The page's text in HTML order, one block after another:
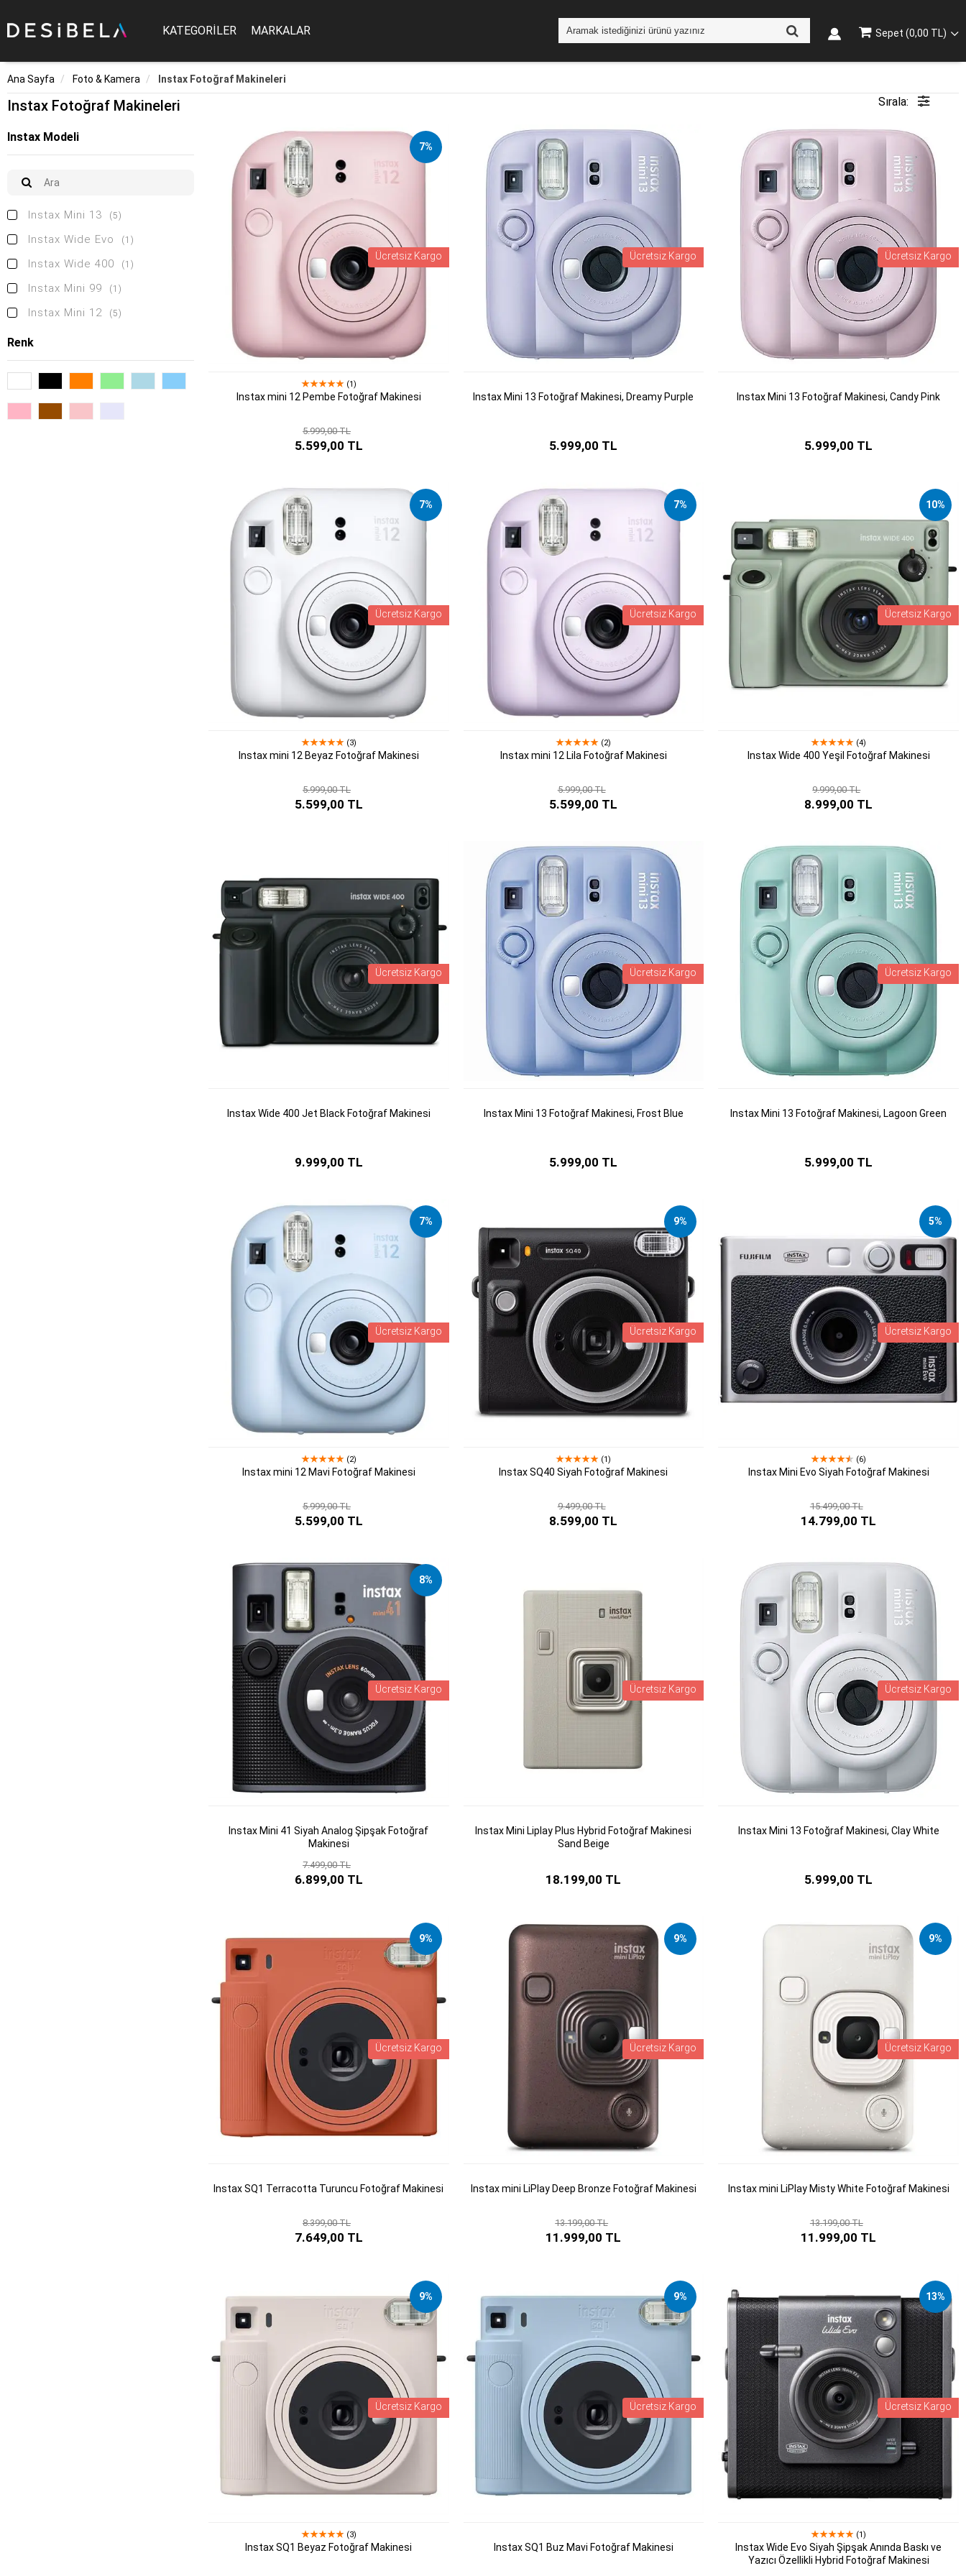
KATEGORİLER MARKALAR Sepet (0,00 TL)
Ana Sayfa Foto & Kamera Instax Fotoğraf Makineleri
Instax Fotoğraf Makineleri
Instax Modeli
Instax Mini 13 (5)
Instax Wide Evo (1)
Instax Wide 400 (1)
Instax Mini 99 (1)
Instax Mini 12 (5)
Instax Mini Evo
Instax Mini LiPlay(2)
Instax SQ1 (3)
Renk
Sırala:
Ücretsiz Kargo
7%
(1)
Instax mini 12 Pembe Fotoğraf Makinesi
5.999,00 TL
5.599,00 TL
Ücretsiz Kargo
Instax Mini 13 Fotoğraf Makinesi, Dreamy Purple
5.999,00 TL
Ücretsiz Kargo
Instax Mini 13 Fotoğraf Makinesi, Candy Pink
5.999,00 TL
Ücretsiz Kargo
7%
(3)
Instax mini 12 Beyaz Fotoğraf Makinesi
5.999,00 TL
5.599,00 TL
Ücretsiz Kargo
7%
(2)
Instax mini 12 Lila Fotoğraf Makinesi
5.999,00 TL
5.599,00 TL
Ücretsiz Kargo
10%
(4)
Instax Wide 400 Yeşil Fotoğraf Makinesi
9.999,00 TL
8.999,00 TL
Ücretsiz Kargo
Instax Wide 400 Jet Black Fotoğraf Makinesi
9.999,00 TL
Ücretsiz Kargo
Instax Mini 13 Fotoğraf Makinesi, Frost Blue
5.999,00 TL
Ücretsiz Kargo
Instax Mini 13 Fotoğraf Makinesi, Lagoon Green
5.999,00 TL
Ücretsiz Kargo
7%
(2)
Instax mini 12 Mavi Fotoğraf Makinesi
5.999,00 TL
5.599,00 TL
Ücretsiz Kargo
9%
(1)
Instax SQ40 Siyah Fotoğraf Makinesi
9.499,00 TL
8.599,00 TL
Ücretsiz Kargo
5%
(6)
Instax Mini Evo Siyah Fotoğraf Makinesi
15.499,00 TL
14.799,00 TL
Ücretsiz Kargo
8%
Instax Mini 41 Siyah Analog Şipşak Fotoğraf
Makinesi
7.499,00 TL
6.899,00 TL
Ücretsiz Kargo
Instax Mini Liplay Plus Hybrid Fotoğraf Makinesi
Sand Beige
18.199,00 TL
Ücretsiz Kargo
Instax Mini 13 Fotoğraf Makinesi, Clay White
5.999,00 TL
Ücretsiz Kargo
9%
Instax SQ1 Terracotta Turuncu Fotoğraf Makinesi
8.399,00 TL
7.649,00 TL
Ücretsiz Kargo
9%
Instax mini LiPlay Deep Bronze Fotoğraf Makinesi
13.199,00 TL
11.999,00 TL
Ücretsiz Kargo
9%
Instax mini LiPlay Misty White Fotoğraf Makinesi
13.199,00 TL
11.999,00 TL
Ücretsiz Kargo
9%
(3)
Instax SQ1 Beyaz Fotoğraf Makinesi
Ücretsiz Kargo
9%
Instax SQ1 Buz Mavi Fotoğraf Makinesi
Ücretsiz Kargo
13%
(1)
Instax Wide Evo Siyah Şipşak Anında Baskı ve
Yazıcı Özellikli Hybrid Fotoğraf Makinesi